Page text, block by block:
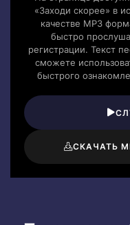
«Заходи скорее» в
качестве MP3
быстро
регистрации. Текст
сможете
быстрого
СКАЧАТЬ